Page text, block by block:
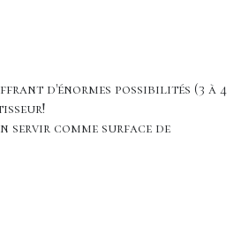
d'énormes possibilités (3 à 4
servir comme surface de